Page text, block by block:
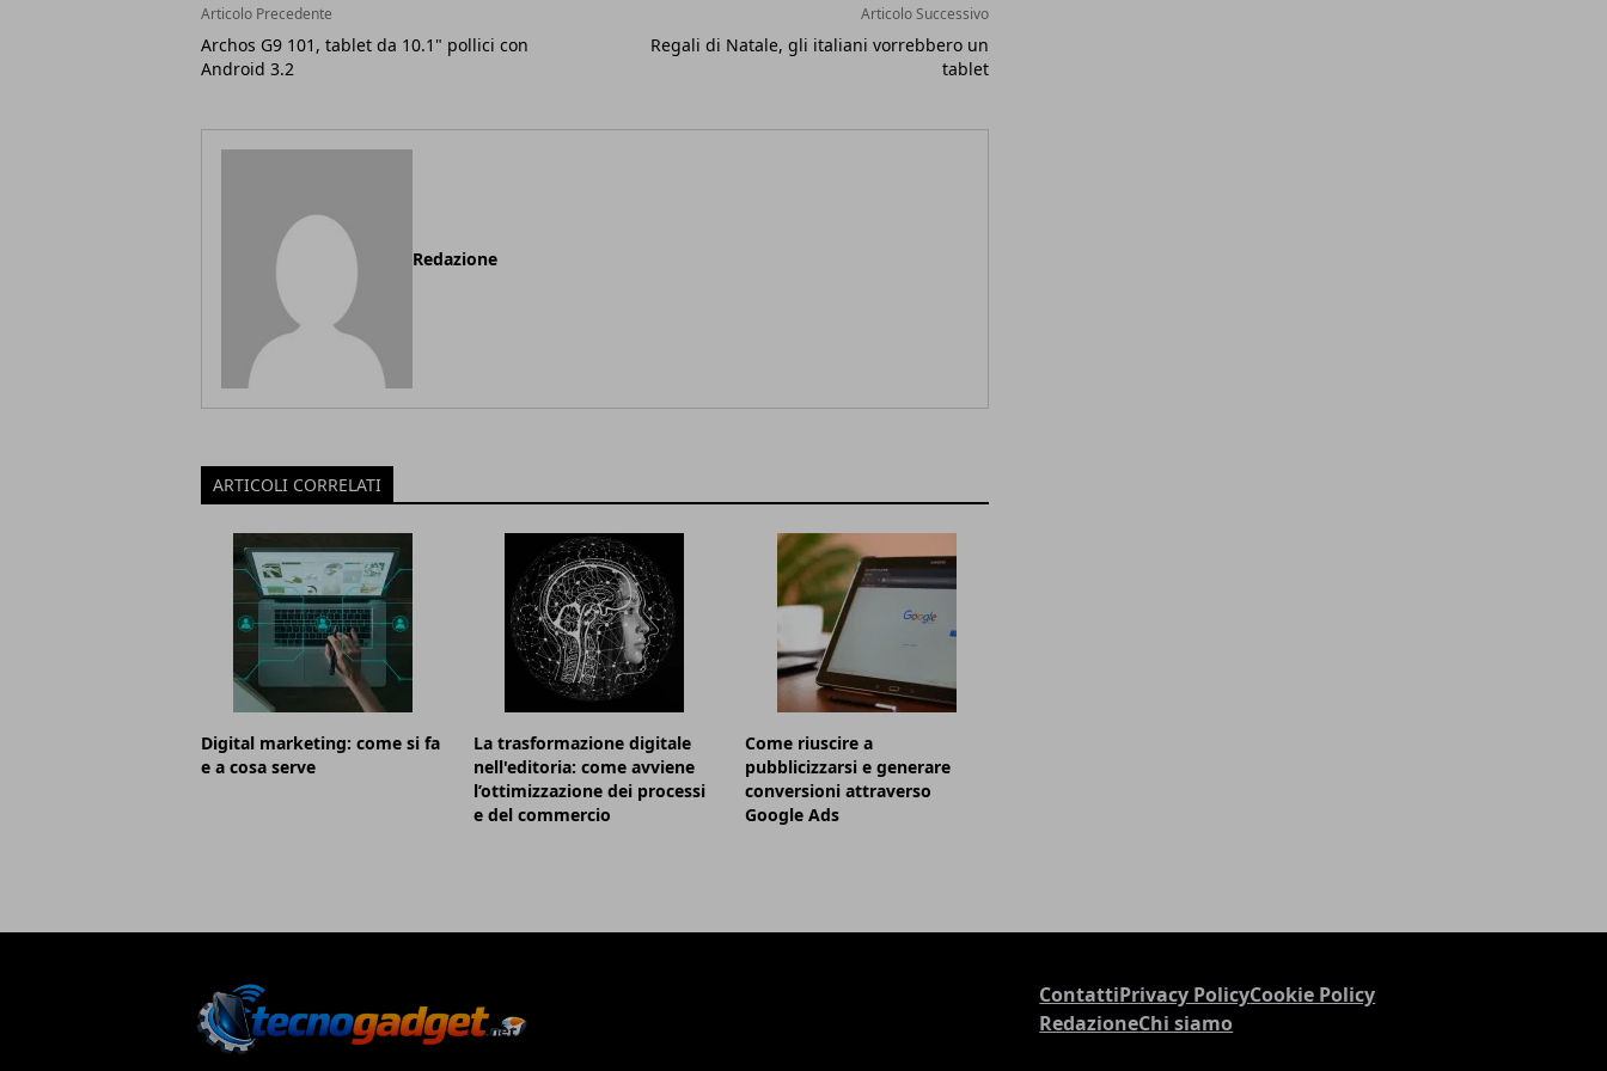
Articolo Precedente
Archos G9 101, tablet da 10.1" pollici con
Android 3.2
Articolo Successivo
Regali di Natale, gli italiani vorrebbero un
tablet
Redazione
ARTICOLI CORRELATI
Digital marketing: come si fa
e a cosa serve
La trasformazione digitale
nell'editoria: come avviene
l’ottimizzazione dei processi
e del commercio
Come riuscire a
pubblicizzarsi e generare
conversioni attraverso
Google Ads
ContattiPrivacy PolicyCookie Policy
RedazioneChi siamo